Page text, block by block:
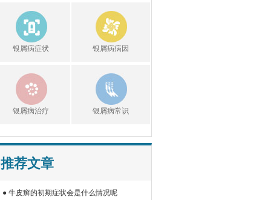
银屑病症状 银屑病病因
银屑病治疗 银屑病常识
推荐文章
● 牛皮癣的初期症状会是什么情况呢